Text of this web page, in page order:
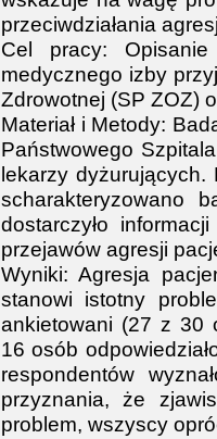
przeciwdziałania
Cel pracy:
medycznego izby
Zdrowotnej (SP ZOZ)
Materiał i Metody:
Państwowego
lekarzy
scharakteryzowano
dostarczyło
przejawów agresji
Wyniki: Agresja
stanowi istotny
ankietowani (27 z 30
16 osób
respondentów
przyznania, że
problem, wszyscy